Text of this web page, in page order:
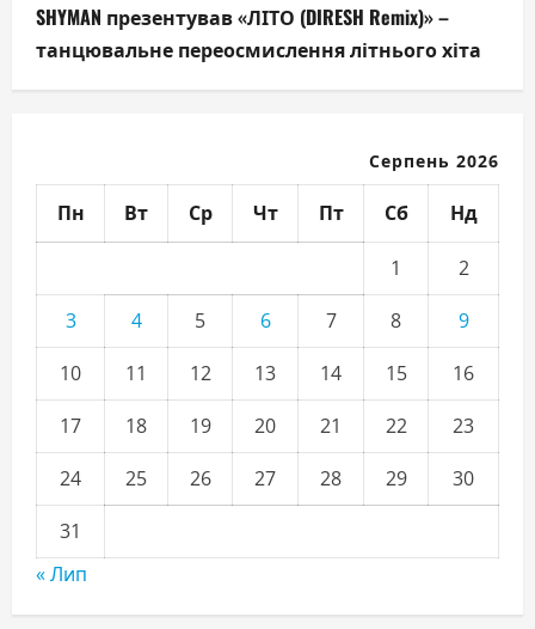
SHYMAN презентував «ЛІТО (DIRESH Remix)» –
танцювальне переосмислення літнього хіта
Серпень 2026
Пн Вт Ср Чт Пт Сб Нд
1
2
3
4 5 6 7 8
9
10
11 12 13 14 15
16
17
18 19 20 21 22
23
24
25 26 27 28 29
30
31
« Лип